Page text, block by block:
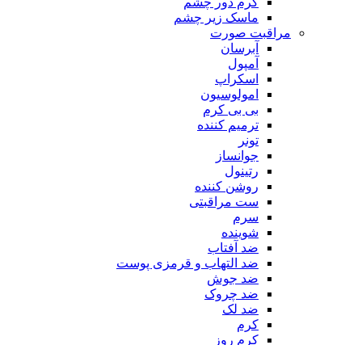
ماسک زیر چشم
مراقبت صورت
آبرسان
آمپول
اسکراپ
امولوسیون
بی بی کرم
ترمیم کننده
تونر
جوانساز
رتینول
روشن کننده
ست مراقبتی
سرم
شوینده
ضد آفتاب
ضد التهاب و قرمزی پوست
‌ضد جوش
ضد چروک
ضد لک
کرم
کرم روز